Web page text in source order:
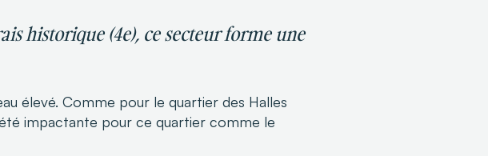
historique (4e), ce secteur forme une
élevé. Comme pour le quartier des Halles
impactante pour ce quartier comme le